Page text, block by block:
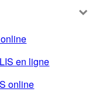
en ligne
online